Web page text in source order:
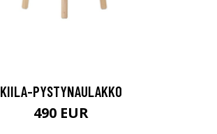
KIILA-PYSTYNAULAKKO
490 EUR